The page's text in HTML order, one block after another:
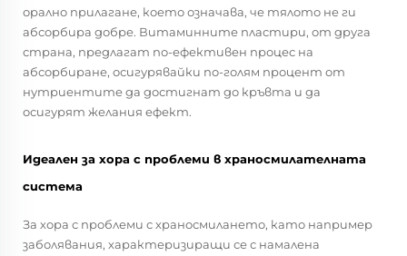
орално прилагане, което означава, че тялото не ги
абсорбира добре. Витаминните пластири, от друга
страна, предлагат по-ефективен процес на
абсорбиране, осигурявайки по-голям процент от
нутриентите да достигнат до кръвта и да
осигурят желания ефект.
Идеален за хора с проблеми в храносмилателната
система
За хора с проблеми с храносмилането, като например
заболявания, характеризиращи се с намалена